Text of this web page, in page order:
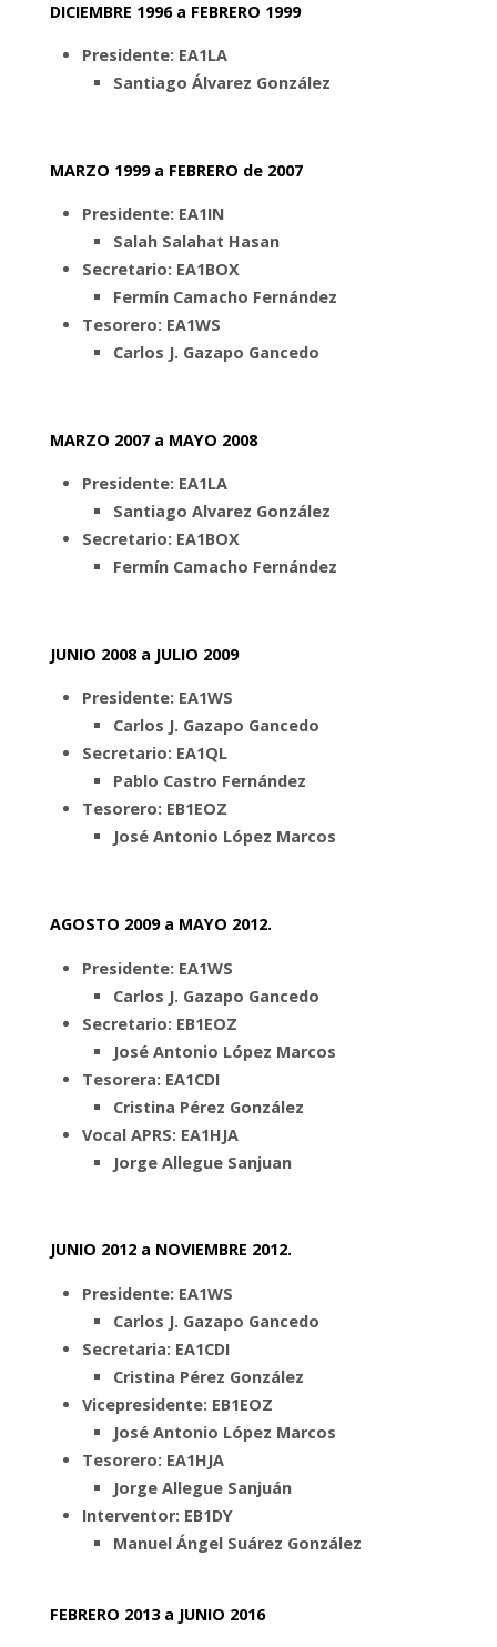
DICIEMBRE 1996 a FEBRERO 1999
Presidente: EA1LA
Santiago Álvarez González
MARZO 1999 a FEBRERO de 2007
Presidente: EA1IN
Salah Salahat Hasan
Secretario: EA1BOX
Fermín Camacho Fernández
Tesorero: EA1WS
Carlos J. Gazapo Gancedo
MARZO 2007 a MAYO 2008
Presidente: EA1LA
Santiago Alvarez González
Secretario: EA1BOX
Fermín Camacho Fernández
JUNIO 2008 a JULIO 2009
Presidente: EA1WS
Carlos J. Gazapo Gancedo
Secretario: EA1QL
Pablo Castro Fernández
Tesorero: EB1EOZ
José Antonio López Marcos
AGOSTO 2009 a MAYO 2012.
Presidente: EA1WS
Carlos J. Gazapo Gancedo
Secretario: EB1EOZ
José Antonio López Marcos
Tesorera: EA1CDI
Cristina Pérez González
Vocal APRS: EA1HJA
Jorge Allegue Sanjuan
JUNIO 2012 a NOVIEMBRE 2012.
Presidente: EA1WS
Carlos J. Gazapo Gancedo
Secretaria: EA1CDI
Cristina Pérez González
Vicepresidente: EB1EOZ
José Antonio López Marcos
Tesorero: EA1HJA
Jorge Allegue Sanjuán
Interventor: EB1DY
Manuel Ángel Suárez González
FEBRERO 2013 a JUNIO 2016